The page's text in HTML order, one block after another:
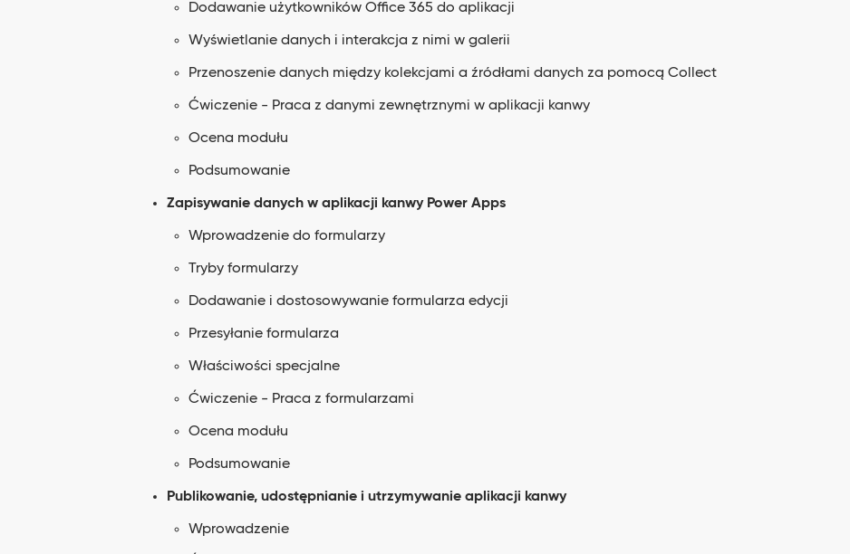
Dodawanie użytkowników Office 365 do aplikacji
Wyświetlanie danych i interakcja z nimi w galerii
Przenoszenie danych między kolekcjami a źródłami danych za pomocą Collect
Ćwiczenie - Praca z danymi zewnętrznymi w aplikacji kanwy
Ocena modułu
Podsumowanie
Zapisywanie danych w aplikacji kanwy Power Apps
Wprowadzenie do formularzy
Tryby formularzy
Dodawanie i dostosowywanie formularza edycji
Przesyłanie formularza
Właściwości specjalne
Ćwiczenie - Praca z formularzami
Ocena modułu
Podsumowanie
Publikowanie, udostępnianie i utrzymywanie aplikacji kanwy
Wprowadzenie